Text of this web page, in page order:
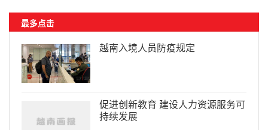
最多点击
越南入境人员防疫规定
促进创新教育 建设人力资源服务可
持续发展